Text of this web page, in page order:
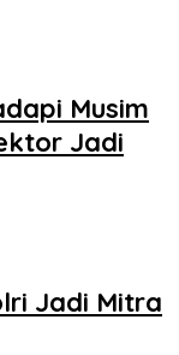
Musim
Jadi
Jadi Mitra